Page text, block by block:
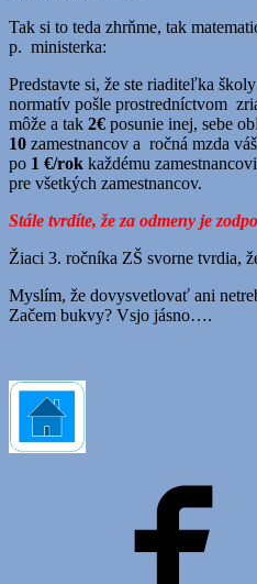
Tak si to teda zhrňme, tak
p. ministerka:
Predstavte si, že ste riaditeľka
normatív pošle prostredníctvom
môže a tak 2€ posunie inej, sebe
10 zamestnancov a ročná mzda
po 1 €/rok každému
pre všetkých zamestnancov.
Stále tvrdíte, že za odmeny je
Žiaci 3. ročníka ZŠ svorne tvrdia,
Myslím, že dovysvetlovať ani
Začem bukvy? Vsjo jásno….